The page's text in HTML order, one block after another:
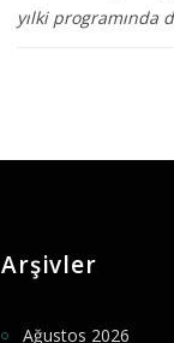
yılki programında
Arşivler
Ağustos 2026